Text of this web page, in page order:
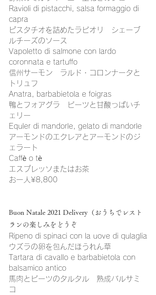
Ravioli di pistacchi, salsa formaggio di
capra
ピスタチオを詰めたラビオリ　シェーブ
ルチーズのソース
Vapoletto di salmone con lardo
coronnata e tartuffo
信州サーモン　ラルド・コロンナータと
トリュフ
Anatra, barbabietola e foigras
鴨とフォアグラ　ビーツと甘酸っぱいチ
ェリー
Equler di mandorle, gelato di mandorle
​アーモンドのエクレアとアーモンドのジ
ェラート
Caffè o tè
エスプレッソまたはお茶
お一人¥8,800
Buon Natale 2021 Delivery（おうちでレスト
ランの楽しみをどうぞ
Ripeno di spinaci con la uove di qulaglia
ウズラの卵を包んだほうれん草
Tartara di cavallo e barbabietola con
balsamico antico
馬肉とビーツのタルタル　熟成バルサミ
コ